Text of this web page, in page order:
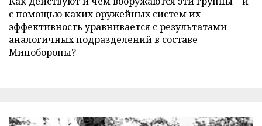
с помощью каких оружейных систем их
эффективность уравнивается с результатами
аналогичных подразделений в составе
Минобороны?